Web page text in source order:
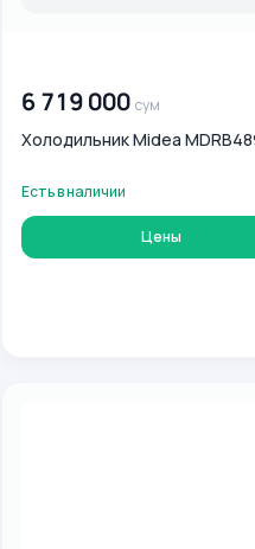
6 719 000 сум
Холодильник Midea
Есть в наличии
Цены
Сплит-система Midea